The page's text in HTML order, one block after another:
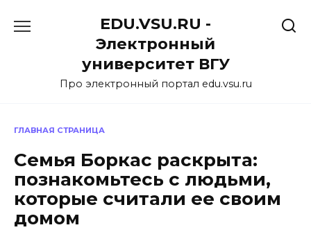
EDU.VSU.RU -
Электронный
университет ВГУ
Про электронный портал edu.vsu.ru
ГЛАВНАЯ СТРАНИЦА
Семья Боркас раскрыта:
познакомьтесь с людьми,
которые считали ее своим
домом